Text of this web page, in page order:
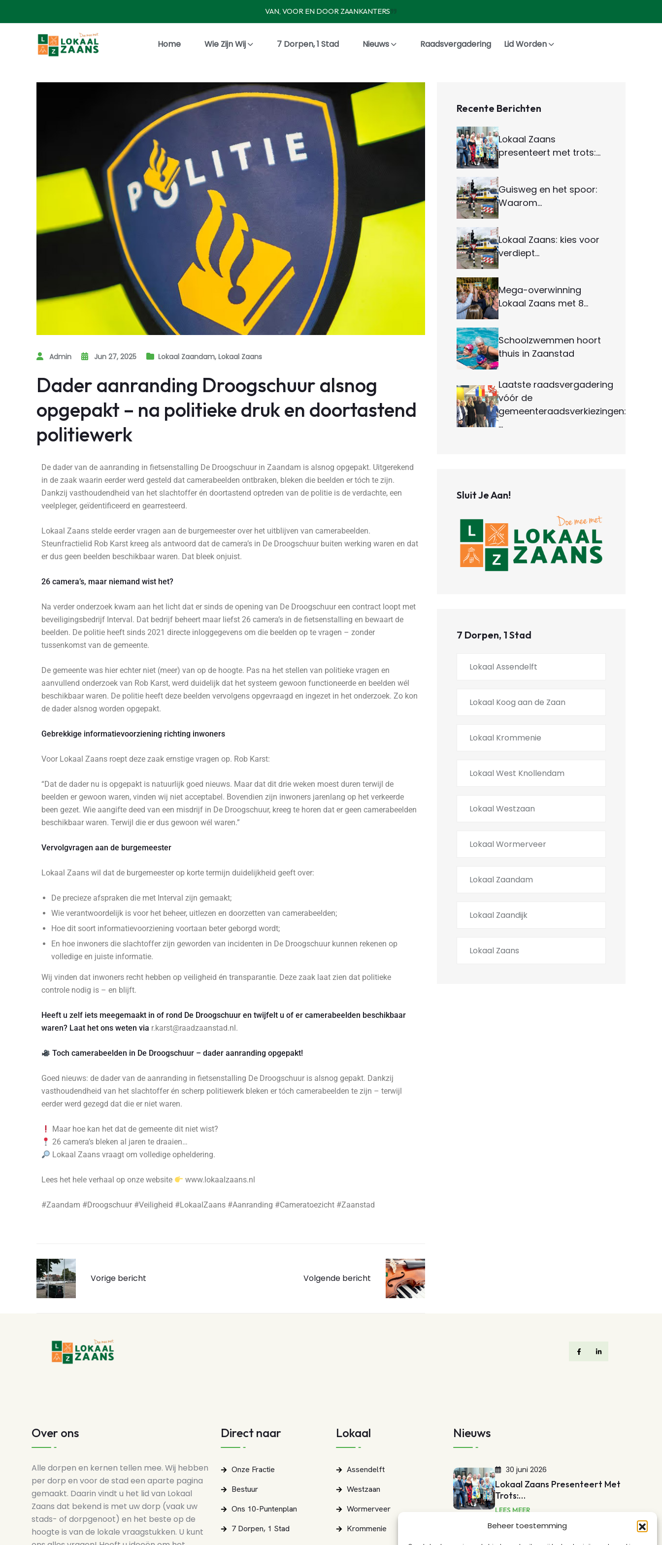
Beheer toestemming
VAN, VOOR EN DOOR ZAANKANTERS
Home Wie Zijn Wij 7 Dorpen, 1 Stad Nieuws Raadsvergadering Lid Worden
Admin Jun 27, 2025 Lokaal Zaandam, Lokaal Zaans
Dader aanranding Droogschuur alsnog
opgepakt – na politieke druk en doortastend
politiewerk
De dader van de aanranding in fietsenstalling De Droogschuur in Zaandam is alsnog opgepakt. Uitgerekend
in de zaak waarin eerder werd gesteld dat camerabeelden ontbraken, bleken die beelden er tóch te zijn.
Dankzij vasthoudendheid van het slachtoffer én doortastend optreden van de politie is de verdachte, een
veelpleger, geïdentificeerd en gearresteerd.
Lokaal Zaans stelde eerder vragen aan de burgemeester over het uitblijven van camerabeelden.
Steunfractielid Rob Karst kreeg als antwoord dat de camera’s in De Droogschuur buiten werking waren en dat
er dus geen beelden beschikbaar waren. Dat bleek onjuist.
26 camera’s, maar niemand wist het?
Na verder onderzoek kwam aan het licht dat er sinds de opening van De Droogschuur een contract loopt met
beveiligingsbedrijf Interval. Dat bedrijf beheert maar liefst 26 camera’s in de fietsenstalling en bewaart de
beelden. De politie heeft sinds 2021 directe inloggegevens om die beelden op te vragen – zonder
tussenkomst van de gemeente.
De gemeente was hier echter niet (meer) van op de hoogte. Pas na het stellen van politieke vragen en
aanvullend onderzoek van Rob Karst, werd duidelijk dat het systeem gewoon functioneerde en beelden wél
beschikbaar waren. De politie heeft deze beelden vervolgens opgevraagd en ingezet in het onderzoek. Zo kon
de dader alsnog worden opgepakt.
Gebrekkige informatievoorziening richting inwoners
Voor Lokaal Zaans roept deze zaak ernstige vragen op. Rob Karst:
“Dat de dader nu is opgepakt is natuurlijk goed nieuws. Maar dat dit drie weken moest duren terwijl de
beelden er gewoon waren, vinden wij niet acceptabel. Bovendien zijn inwoners jarenlang op het verkeerde
been gezet. Wie aangifte deed van een misdrijf in De Droogschuur, kreeg te horen dat er geen camerabeelden
beschikbaar waren. Terwijl die er dus gewoon wél waren.”
Vervolgvragen aan de burgemeester
Lokaal Zaans wil dat de burgemeester op korte termijn duidelijkheid geeft over:
De precieze afspraken die met Interval zijn gemaakt;
Wie verantwoordelijk is voor het beheer, uitlezen en doorzetten van camerabeelden;
Hoe dit soort informatievoorziening voortaan beter geborgd wordt;
En hoe inwoners die slachtoffer zijn geworden van incidenten in De Droogschuur kunnen rekenen op
volledige en juiste informatie.
Wij vinden dat inwoners recht hebben op veiligheid én transparantie. Deze zaak laat zien dat politieke
controle nodig is – en blijft.
Heeft u zelf iets meegemaakt in of rond De Droogschuur en twijfelt u of er camerabeelden beschikbaar
waren? Laat het ons weten via r.karst@raadzaanstad.nl.
Toch camerabeelden in De Droogschuur – dader aanranding opgepakt!
Goed nieuws: de dader van de aanranding in fietsenstalling De Droogschuur is alsnog gepakt. Dankzij
vasthoudendheid van het slachtoffer én scherp politiewerk bleken er tóch camerabeelden te zijn – terwijl
eerder werd gezegd dat die er niet waren.
Maar hoe kan het dat de gemeente dit niet wist?
26 camera’s bleken al jaren te draaien…
Lokaal Zaans vraagt om volledige opheldering.
Lees het hele verhaal op onze website www.lokaalzaans.nl
#Zaandam #Droogschuur #Veiligheid #LokaalZaans #Aanranding #Cameratoezicht #Zaanstad
Vorige bericht Volgende bericht
Recente Berichten
Lokaal Zaans
presenteert met trots:…
Guisweg en het spoor:
Waarom…
Lokaal Zaans: kies voor
verdiept…
Mega-overwinning
Lokaal Zaans met 8…
Schoolzwemmen hoort
thuis in Zaanstad
Laatste raadsvergadering
vóór de
gemeenteraadsverkiezingen:
…
Sluit Je Aan!
7 Dorpen, 1 Stad
Lokaal Assendelft
Lokaal Koog aan de Zaan
Lokaal Krommenie
Lokaal West Knollendam
Lokaal Westzaan
Lokaal Wormerveer
Lokaal Zaandam
Lokaal Zaandijk
Lokaal Zaans
Over ons
Alle dorpen en kernen tellen mee. Wij hebben
per dorp en voor de stad een aparte pagina
gemaakt. Daarin vindt u het lid van Lokaal
Zaans dat bekend is met uw dorp (vaak uw
stads- of dorpgenoot) en het beste op de
hoogte is van de lokale vraagstukken. U kunt
Direct naar
Onze Fractie
Bestuur
Ons 10-Puntenplan
7 Dorpen, 1 Stad
Lokaal
Assendelft
Westzaan
Wormerveer
Krommenie
Nieuws
30 juni 2026
Lokaal Zaans Presenteert Met
Trots:…
LEES MEER
17 mei 2026